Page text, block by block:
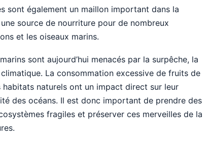
sont également un maillon important dans la
source de nourriture pour de nombreux
et les oiseaux marins.
sont aujourd’hui menacés par la surpêche, la
La consommation excessive de fruits de
naturels ont un impact direct sur leur
des océans. Il est donc important de prendre des
fragiles et préserver ces merveilles de la